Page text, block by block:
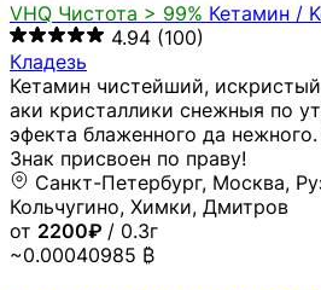
VHQ Чистота > 99% Кетамин /
4.94 (100)
Кладезь
Кетамин чистейший,
аки кристаллики снежныя по
эфекта блаженного да
Знак присвоен по праву!
Санкт-Петербург, Москва,
Кольчугино, Химки, Дмитров
от 2200₽ / 0.3г
~0.00040985 ₿